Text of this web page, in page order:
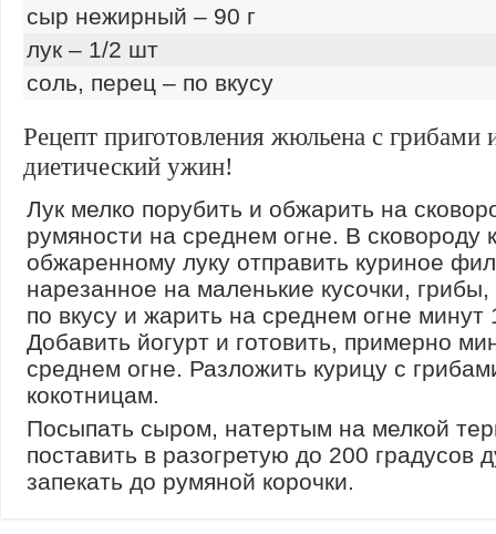
сыр нежирный – 90 г
лук – 1/2 шт
соль, перец – по вкусу
Рецепт приготовления жюльена с грибами
диетический ужин!
Лук мелко порубить и обжарить на
румяности на среднем огне. В сковороду к
обжаренному луку отправить куриное
нарезанное на маленькие кусочки, грибы,
по вкусу и жарить на среднем огне минут
Добавить йогурт и готовить, примерно
среднем огне. Разложить курицу с
кокотницам.
Посыпать сыром, натертым на мелкой
поставить в разогретую до 200 градусов
запекать до румяной корочки.